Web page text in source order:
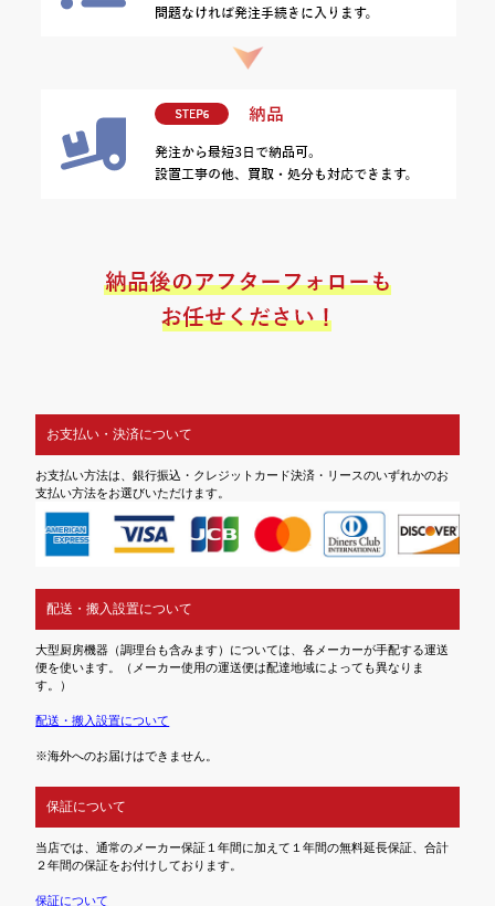
お支払い・決済について
お支払い方法は、銀行振込・クレジットカード決済・リースのいずれかのお
支払い方法をお選びいただけます。
配送・搬入設置について
大型厨房機器（調理台も含みます）については、各メーカーが手配する運送
便を使います。（メーカー使用の運送便は配達地域によっても異なりま
す。）
配送・搬入設置について
※海外へのお届けはできません。
保証について
当店では、通常のメーカー保証１年間に加えて１年間の無料延長保証、合計
２年間の保証をお付けしております。
保証について